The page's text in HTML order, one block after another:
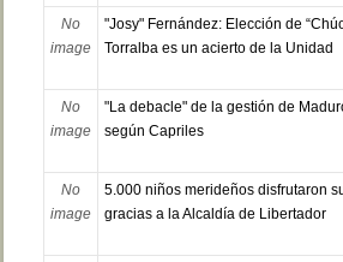
No
image
"Josy" Fernández: Elección de
Torralba es un acierto de la Unidad
No
image
"La debacle" de la gestión de
según Capriles
No
image
5.000 niños merideños disfrutaron
gracias a la Alcaldía de Libertador